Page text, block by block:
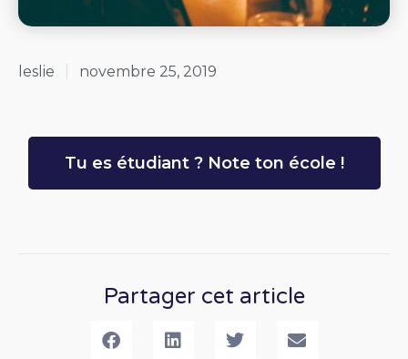
leslie novembre 25, 2019
Tu es étudiant ? Note ton école !
Partager cet article